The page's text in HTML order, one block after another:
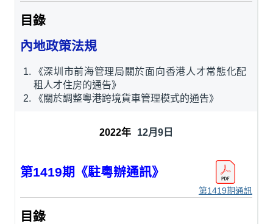
目錄
內地政策法規
《深圳市前海管理局關於面向香港人才常態化配
租人才住房的通告》
《關於調整粵港跨境貨車管理模式的通告》
12月9日
第1419期通訊
第1419期《駐粵辦通訊》
目錄